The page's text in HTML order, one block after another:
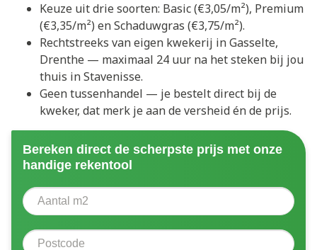
Keuze uit drie soorten: Basic (€3,05/m²), Premium
(€3,35/m²) en Schaduwgras (€3,75/m²).
Rechtstreeks van eigen kwekerij in Gasselte,
Drenthe — maximaal 24 uur na het steken bij jou
thuis in Stavenisse.
Geen tussenhandel — je bestelt direct bij de
kweker, dat merk je aan de versheid én de prijs.
Bereken direct de scherpste prijs met onze
handige rekentool
Aantal vierkante meter
Postcode